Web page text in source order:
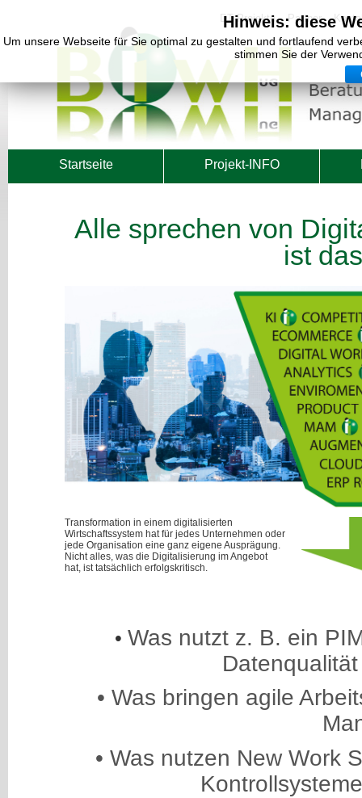
DT Projekte Partner
Hinweis: diese
Um unsere Webseite für Sie optimal zu gestalten und fortlaufend
stimmen Sie der
Startseite Projekt-INFO
Alle sprechen von
ist
Transformation in einem digitalisierten
Wirtschaftssystem hat für jedes Unternehmen oder
jede Organisation eine ganz eigene Ausprägung.
Nicht alles, was die Digitalisierung im Angebot
hat, ist tatsächlich erfolgskritisch.
• Was nutzt z. B. ein
• Was bringen agile
• Was nutzen New Work